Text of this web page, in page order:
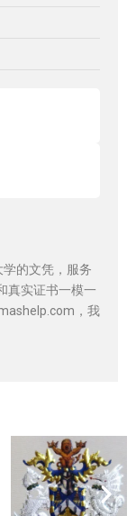
的文凭，服务
真实证书一模一
，我